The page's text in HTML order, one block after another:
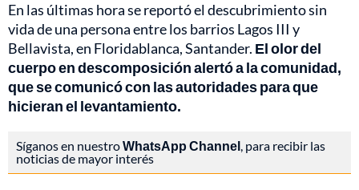
En las últimas hora se reportó el descubrimiento sin
vida de una persona entre los barrios Lagos III y
Bellavista, en Floridablanca, Santander. El olor del
cuerpo en descomposición alertó a la comunidad,
que se comunicó con las autoridades para que
hicieran el levantamiento.
Síganos en nuestroWhatsApp Channel, para recibir las
noticias de mayor interés